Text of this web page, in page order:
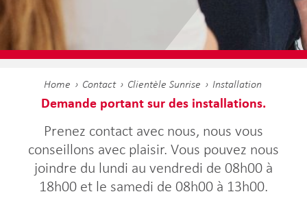
Home Contact Clientèle Sunrise Installation
Demande portant sur des installations.
Prenez contact avec nous, nous vous
conseillons avec plaisir. Vous pouvez nous
joindre du lundi au vendredi de 08h00 à
18h00 et le samedi de 08h00 à 13h00.